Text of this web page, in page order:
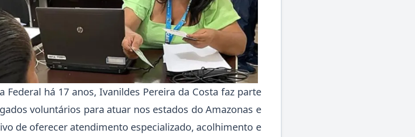
Federal há 17 anos, Ivanildes Pereira da Costa faz parte
voluntários para atuar nos estados do Amazonas e
de oferecer atendimento especializado, acolhimento e